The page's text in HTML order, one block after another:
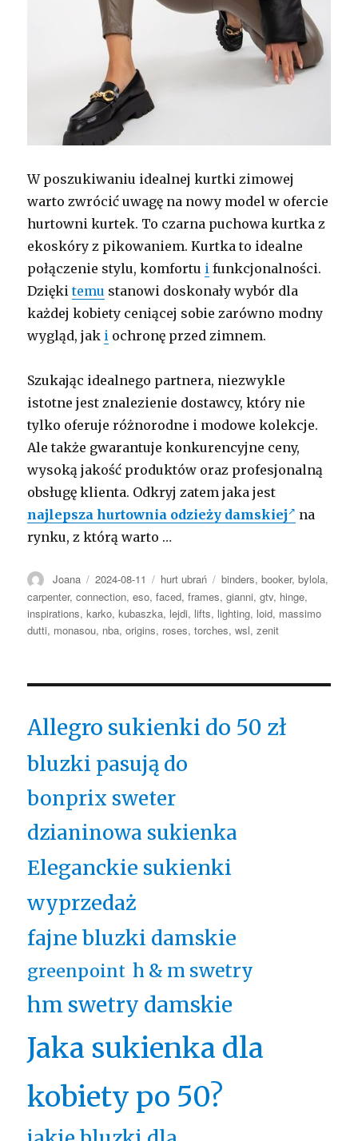
W poszukiwaniu idealnej kurtki zimowej
warto zwrócić uwagę na nowy model w ofercie
hurtowni kurtek. To czarna puchowa kurtka z
ekoskóry z pikowaniem. Kurtka to idealne
połączenie stylu, komfortu i funkcjonalności.
Dziękitemu stanowi doskonały wybór dla
każdej kobiety ceniącej sobie zarówno modny
wygląd, jak i ochronę przed zimnem.
Szukając idealnego partnera, niezwykle
istotne jest znalezienie dostawcy, który nie
tylko oferuje różnorodne i modowe kolekcje.
Ale także gwarantuje konkurencyjne ceny,
wysoką jakość produktów oraz profesjonalną
obsługę klienta. Odkryj zatem jaka jest
najlepsza hurtownia odzieży damskiej
na
rynku, z którą warto …
Autor
Joana Opublikowano
2024-08-11 Kategorie
hurt ubrań Tagi
binders,booker,bylola,
carpenter,connection,eso,faced,frames,gianni,gtv, hinge,
inspirations,karko,kubaszka, lejdi, lifts, lighting, loid, massimo
dutti, monasou, nba,origins, roses,torches,wsl,zenit
Allegro sukienki do 50 zł
bluzki pasują do
bonprix sweter
dzianinowa sukienka
Eleganckie sukienki
wyprzedaż
fajne bluzki damskie
greenpoint h & m swetry
hm swetry damskie
Jaka sukienka dla
kobiety po 50?